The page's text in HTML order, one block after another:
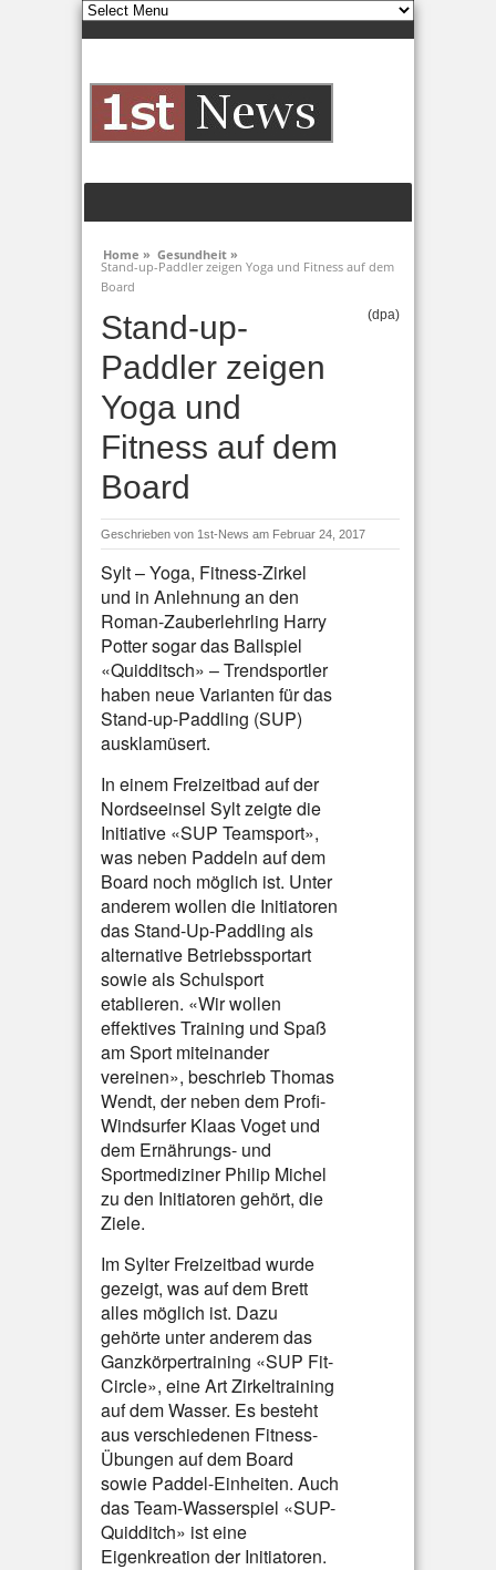
Home » Gesundheit »
Stand-up-Paddler zeigen Yoga und Fitness auf dem
Board
Stand-up-
Paddler zeigen
Yoga und
Fitness auf dem
Board
(dpa)
Geschrieben von 1st-News am Februar 24, 2017
Sylt – Yoga, Fitness-Zirkel
und in Anlehnung an den
Roman-Zauberlehrling Harry
Potter sogar das Ballspiel
«Quidditsch» – Trendsportler
haben neue Varianten für das
Stand-up-Paddling (SUP)
ausklamüsert.
In einem Freizeitbad auf der
Nordseeinsel Sylt zeigte die
Initiative «SUP Teamsport»,
was neben Paddeln auf dem
Board noch möglich ist. Unter
anderem wollen die Initiatoren
das Stand-Up-Paddling als
alternative Betriebssportart
sowie als Schulsport
etablieren. «Wir wollen
effektives Training und Spaß
am Sport miteinander
vereinen», beschrieb Thomas
Wendt, der neben dem Profi-
Windsurfer Klaas Voget und
dem Ernährungs- und
Sportmediziner Philip Michel
zu den Initiatoren gehört, die
Ziele.
Im Sylter Freizeitbad wurde
gezeigt, was auf dem Brett
alles möglich ist. Dazu
gehörte unter anderem das
Ganzkörpertraining «SUP Fit-
Circle», eine Art Zirkeltraining
auf dem Wasser. Es besteht
aus verschiedenen Fitness-
Übungen auf dem Board
sowie Paddel-Einheiten. Auch
das Team-Wasserspiel «SUP-
Quidditch» ist eine
Eigenkreation der Initiatoren.